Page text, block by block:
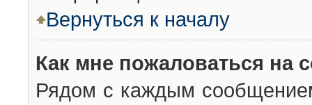
Вернуться к началу
Как мне пожаловаться на
Рядом с каждым